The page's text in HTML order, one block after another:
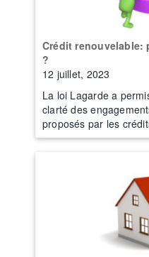
Crédit
?
12 juillet, 2023
La loi Lagarde a
clarté des
proposés par les